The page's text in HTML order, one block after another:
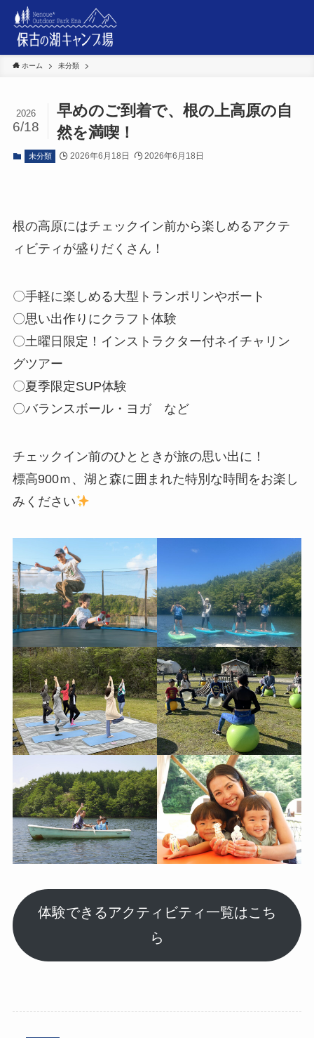
ホーム 未分類
早めのご到着で、根の上高原の自
然を満喫！
2026
6/18
未分類 2026年6月18日 2026年6月18日
根の高原にはチェックイン前から楽しめるアクテ
ィビティが盛りだくさん！
〇手軽に楽しめる大型トランポリンやボート
〇思い出作りにクラフト体験
〇土曜日限定！インストラクター付ネイチャリン
グツアー
〇夏季限定SUP体験
〇バランスボール・ヨガ など
チェックイン前のひとときが旅の思い出に！
標高900ｍ、湖と森に囲まれた特別な時間をお楽し
みください
体験できるアクティビティ一覧はこち
ら